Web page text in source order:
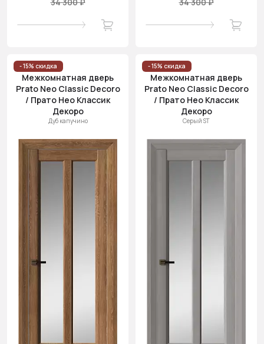
- 15% скидка
Межкомнатная дверь
Prato Neo Classic Decoro
/ Прато Нео Классик
Декоро
Дуб капучино
- 15% скидка
Межкомнатная дверь
Prato Neo Classic Decoro
/ Прато Нео Классик
Декоро
Серый ST